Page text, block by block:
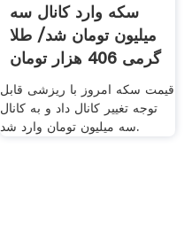
سکه وارد کانال سه
میلیون تومان شد/ طلا
گرمی 406 هزار تومان
...
قیمت سکه امروز با ریزشی قابل
توجه تغییر کانال داد و به کانال
سه میلیون تومان وارد شد.